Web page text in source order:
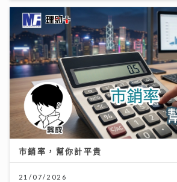
市銷率，幫你計平貴
21/07/2026